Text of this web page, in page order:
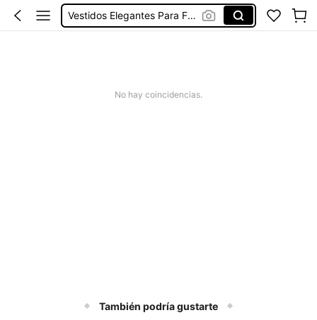
Vestidos Elegantes Para Fiesta
No hay coincidencias.
También podría gustarte